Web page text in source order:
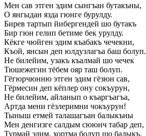
Мен сав этген эдим сынгъан бутакъны,
О янгыдан язда гюнге бурулду.
Бирев тартып йибергендей шо бутакъ
Бир гюн гелип бетиме бек урулду.
Кёкге чюйген эдим къабакъ чечекни,
Къой, янсын деп юлдузлагъа баш болуп.
Не билейим, узакъ къалмай шо чечек
Тюшежегин тёбем ояр таш болуп.
Гёгюрчюнню этген эдим гёзюн сав,
Гёрмесин деп кёплер ону сокъурун,
Не билейим, айланып о къаргъагъа,
Артда мени гёзлеримни чокъурун!
Тыныш етмей талашагъан балыкъны
Мен денгизге салдым сююнч табар деп,
Турмай эдим, хортма болуп шо балыкъ,